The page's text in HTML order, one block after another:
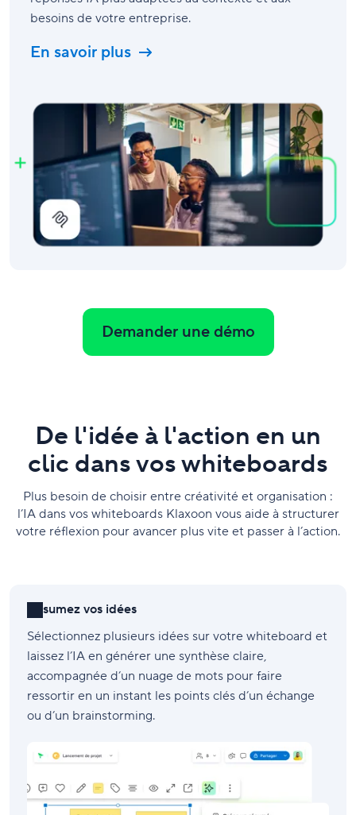
besoins de votre entreprise.
En savoir plus
Demander une démo
De l'idée à l'action en un
clic dans vos whiteboards
Plus besoin de choisir entre créativité et organisation :
l’IA dans vos whiteboards Klaxoon vous aide à structurer
votre réflexion pour avancer plus vite et passer à l’action.
Résumez vos idées
Sélectionnez plusieurs idées sur votre whiteboard et
laissez l’IA en générer une synthèse claire,
accompagnée d’un nuage de mots pour faire
ressortir en un instant les points clés d’un échange
ou d’un brainstorming.